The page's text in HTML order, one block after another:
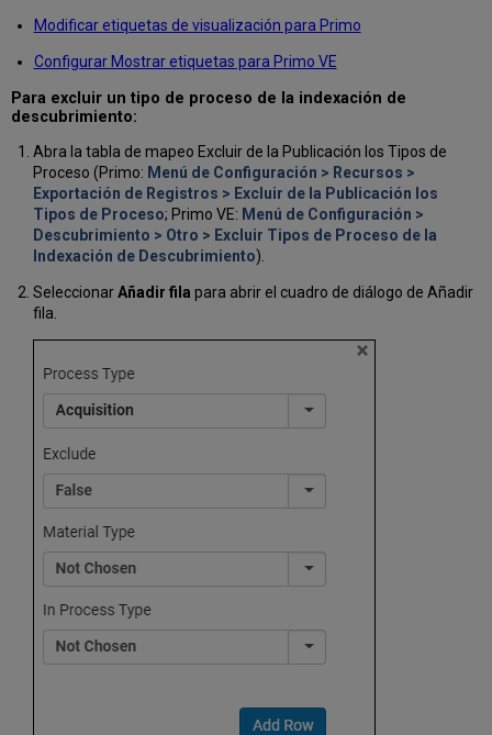
Modificar etiquetas de visualización para Primo
Configurar Mostrar etiquetas para Primo VE
Para excluir un tipo de proceso de la indexación de
descubrimiento:
Abra la tabla de mapeo Excluir de la Publicación los Tipos de
Proceso (Primo: Menú de Configuración > Recursos >
Exportación de Registros > Excluir de la Publicación los
Tipos de Proceso; Primo VE: Menú de Configuración >
Descubrimiento > Otro > Excluir Tipos de Proceso de la
Indexación de Descubrimiento).
SeleccionarAñadir fila para abrir el cuadro de diálogo de Añadir
fila.